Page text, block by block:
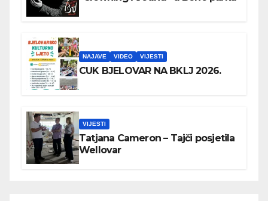
NAJAVE VIDEO VIJESTI
CUK BJELOVAR NA BKLJ 2026.
VIJESTI
Tatjana Cameron – Tajči posjetila
Wellovar